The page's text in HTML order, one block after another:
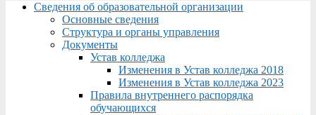
Menu
Сведения об образовательной организации
Основные сведения
Структура и органы управления
Документы
Устав колледжа
Изменения в Устав колледжа 2018
Изменения в Устав колледжа 2023
Правила внутреннего распорядка
обучающихся